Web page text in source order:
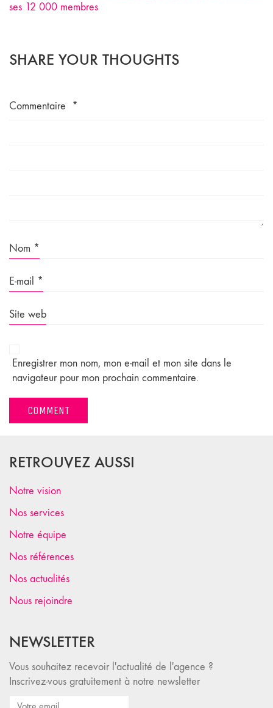
ses 12 000 membres
SHARE YOUR THOUGHTS
Commentaire *
Nom *
E-mail *
Site web
Enregistrer mon nom, mon e-mail et mon site dans le
navigateur pour mon prochain commentaire.
RETROUVEZ AUSSI
Notre vision
Nos services
Notre équipe
Nos références
Nos actualités
Nous rejoindre
NEWSLETTER
Vous souhaitez recevoir l'actualité de l'agence ?
Inscrivez-vous gratuitement à notre newsletter